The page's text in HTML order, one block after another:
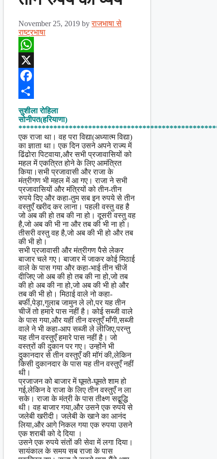
November 25, 2019 byराजभाषा से
राष्ट्रभाषा
WhatsApp
X
Facebook
Share
सुशीला रोहिला
सोनीपत(हरियाणा)
एक राजा था। वह परा विद्या(अध्यात्म विद्या)
का ज्ञाता था। एक दिन उसने अपने राज्य में
ढिंढोरा पिटवाया,और सभी प्रजावासियों को
महल में एकत्रित होने के लिए आमंत्रित
किया।सभी प्रजावासी और राजा के
मंत्रीगण भी महल में आ गए। राजा ने सभी
प्रजावासियों और मंत्रियों को तीन-तीन
रुपये दिए और कहा-तुम सब इन रुपये से तीन
वस्तुएँ खरीद कर लाना। पहली वस्तु वह है
जो अब की हो तब की ना हो। दूसरी वस्तु वह
है,जो अब की भी ना और तब की भी ना हो।
तीसरी वस्तु वह है,जो अब की भी हो और तब
की भी हो।
सभी प्रजावासी और मंत्रीगण पैसे लेकर
बाजार चले गए। बाजार में जाकर कोई मिठाई
वाले के पास गया और कहा-भाई तीन चीजें
दीजिए जो अब की हो तब की ना हो,जो तब
की हो अब की ना हो,जो अब की भी हो और
तब की भी हो। मिठाई वाले नो कहा-
बर्फी,पेड़ा,गुलाब जामुन ले लो,पर यह तीन
चीजें तो हमारे पास नहीं है। कोई सब्जी वाले
के पास गया,और यहीं तीन वस्तुएँ माँगी,सब्जी
वाले ने भी कहा-आप सब्जी ले लीजिए,परन्तु
यह तीन वस्तुएँ हमारे पास नहीं है। जो
वस्त्रों की दुकान पर गए। उन्होंने भी
दुकानदार से तीन वस्तुएँ की माॅगं की,लेकिन
किसी दुकानदार के पास यह तीन वस्तुएँ नहीं
थी।
प्रजाजन को बाजार में घूमते-घूमते शाम हो
गई,लेकिन वे राजा के लिए तीन वस्तुएँ न ला
सके। राजा के मंत्री के पास तीक्ष्ण सद्बुद्धि
थी। वह बाजार गया,और उसने एक रुपये से
जलेबी खरीदी। जलेबी के खाने का आनंद
लिया,और आगे निकल गया एक रुपया उसने
एक शराबी को दे दिया ।
उसने एक रुपये संतों की सेवा में लगा दिया।
सायंकाल के समय सब राजा के पास